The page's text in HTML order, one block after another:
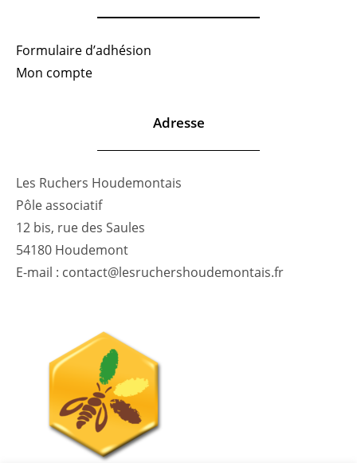
Formulaire d’adhésion
Mon compte
Adresse
Les Ruchers Houdemontais
Pôle associatif
12 bis, rue des Saules
54180 Houdemont
E-mail : contact@lesruchershoudemontais.fr